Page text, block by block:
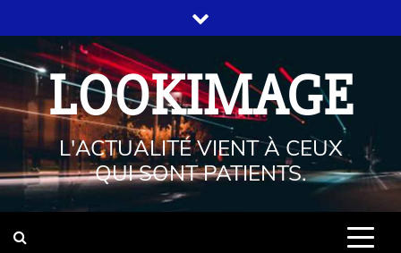
LOOKIMAGE
L'ACTUALITÉ VIENT À CEUX
QUI SONT PATIENTS.